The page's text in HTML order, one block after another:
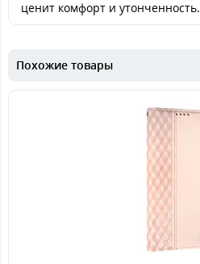
ценит комфорт и утонченность.
Похожие товары